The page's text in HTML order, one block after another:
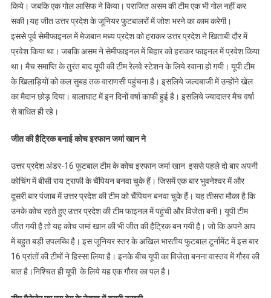
किये। जबकि एक गोल आसिफ ने किया। पराजित असम की टीम एक भी गोल नहीं कर
सकी।यह जीत उत्तर प्रदेश के जूनियर फुटबालरों में जोश भरने का काम करेगी।
इससे पूर्व सेमीफाइनल में मेजबान मध्य प्रदेश को हराकर उत्तर प्रदेश ने खिताबी दौर में
प्रवेश किया था। जबकि असम ने सेमीफाइनल में बिहार को हराकर फाइनल में प्रवेश किया
था। मैच समाप्ति के तुरंत बाद यूपी की टीम रेलवे स्टेशन के लिये रवाना हो गयी। यूपी टीम
के खिलाड़ियों को कल सुबह तक वाराणसी पहुंचना है। इसलिये जल्दबाजी में उन्होंने खेल
का मैदान छोड़ दिया। बालाघाट में इन दिनों वर्षा काफी हुई है। इसलिये ज्यादातर मैच वर्षा
से बाधित ही रहे।
जीत की हैट्रिक बनाई कोच इरफान जमां खान ने
उत्तर प्रदेश अंडर-16 फुटबाल टीम के कोच इरफान जमां खान इससे पहले दो बार अपनी
कोचिंग में बीसी राय ट्राफी के चैंपियन बनवा चुके हैं। जिसमें एक बार भुवनेश्वर में और
दूसरी बार पंजाब में उत्तर प्रदेश की टीम को चैंपियन बनवा चुके हैं। यह तीसरा मौका है कि
उनके कोच रहते हुए उत्तर प्रदेश की टीम फाइनल में पहुंची और विजेता बनी। यूपी टीम
जीत गयी है तो यह कोच जमां खान की भी जीत की हैट्रिक बन गयी है। जो कि अपने आप
में बहुत बड़ी उपलब्धि है। इस जूनियर स्तर के अखिल भारतीय फुटबाल टूर्नामेंट में इस बार
16 प्रांतों की टीमों ने हिस्सा लिया है। इनके बीच यूपी का विजेता बनना वास्तव में गौरव की
बात है।निश्चित ही यूपी के लिये यह एक गौरव का पल है।